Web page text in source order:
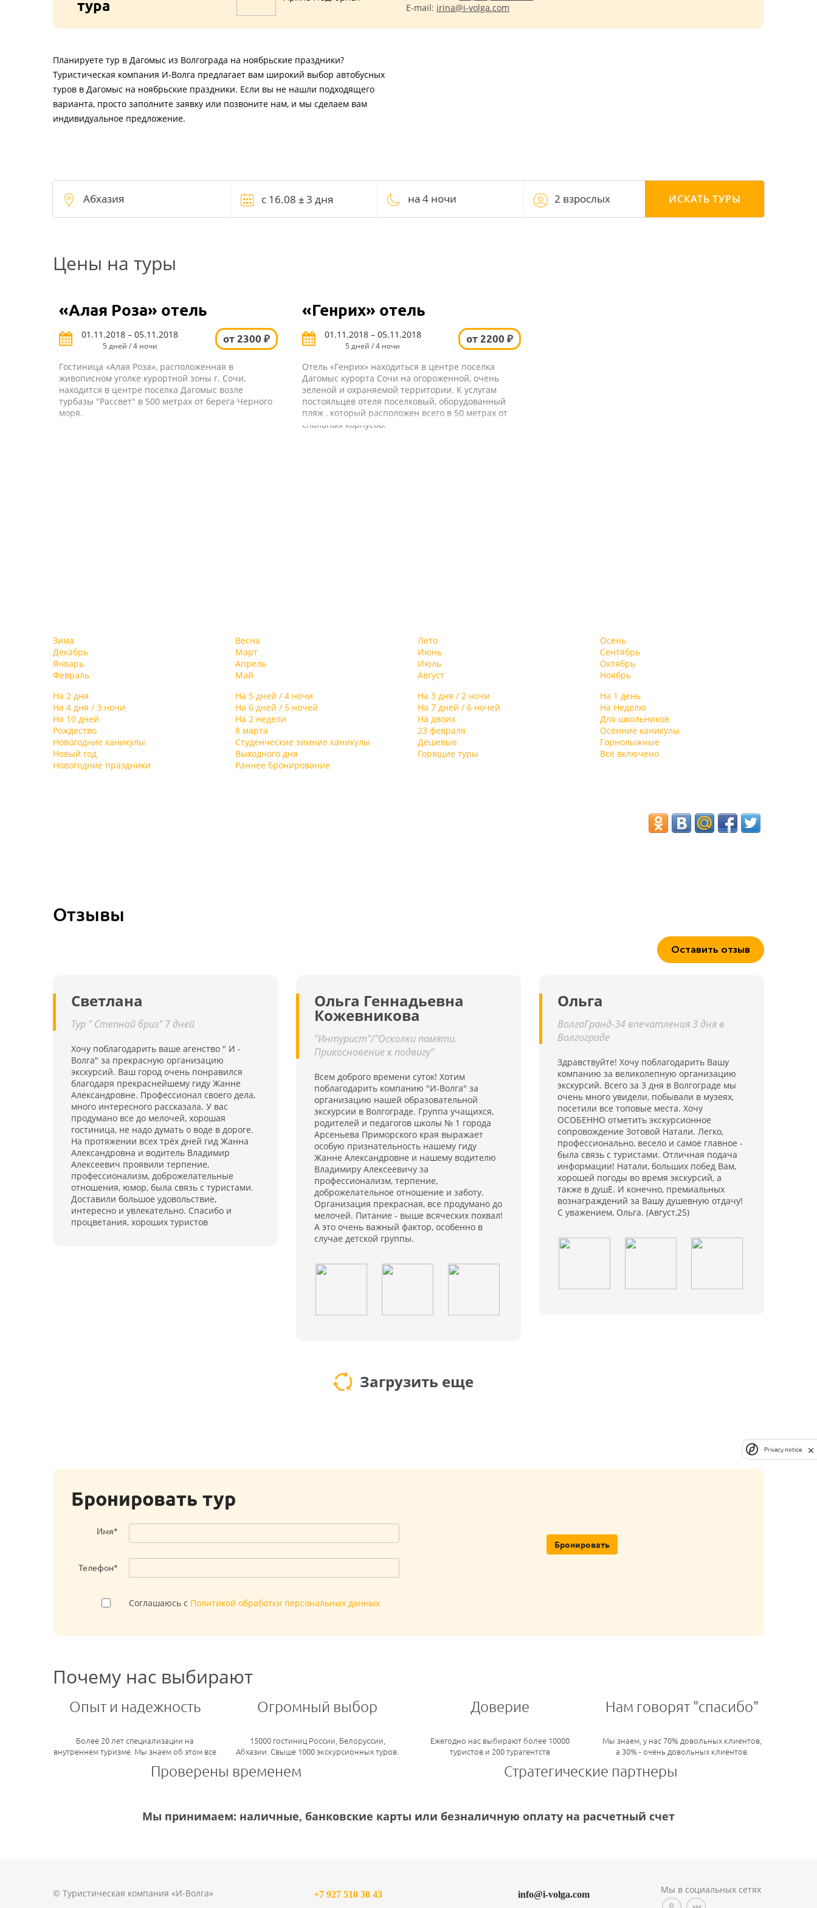
тура
E-mail: irina@i-volga.com
Планируете тур в Дагомыс из Волгограда на ноябрьские праздники?
Туристическая компания И-Волга предлагает вам широкий выбор автобусных
туров в Дагомыс на ноябрьские праздники. Если вы не нашли подходящего
варианта, просто заполните заявку или позвоните нам, и мы сделаем вам
индивидуальное предложение.
на 4 ночи 2 взрослых ИСКАТЬ ТУРЫ
Цены на туры
«Алая Роза» отель
01.11.2018 – 05.11.2018
5 дней / 4 ночи
от 2300 ₽
Гостиница «Алая Роза», расположенная в
живописном уголке курортной зоны г. Сочи,
находится в центре поселка Дагомыс возле
турбазы "Рассвет" в 500 метрах от берега Черного
моря.
«Генрих» отель
01.11.2018 – 05.11.2018
5 дней / 4 ночи
от 2200 ₽
Отель «Генрих» находиться в центре поселка
Дагомыс курорта Сочи на огороженной, очень
зеленой и охраняемой территории. К услугам
постояльцев отеля поселковый, оборудованный
пляж , который расположен всего в 50 метрах от
спальных корпусов.
Зима
Декабрь
Январь
Февраль
Весна
Март
Апрель
Май
Лето
Июнь
Июль
Август
Осень
Сентябрь
Октябрь
Ноябрь
На 2 дня
На 5 дней / 4 ночи На 3 дня / 2 ночи
На 1 день
На 4 дня / 3 ночи
На 6 дней / 5 ночей На 7 дней / 6 ночей
На Неделю
На 10 дней
На 2 недели На двоих
Для школьников
Рождество
8 марта 23 февраля
Осенние каникулы
Новогодние каникулы
Студенческие зимние каникулы Дешевые
Горнолыжные
Новый год
Выходного дня Горящие туры
Всё включено
Новогодние праздники
Раннее бронирование
Отзывы
Оставить отзыв
Светлана
Тур " Степной бриз" 7 дней
Хочу поблагодарить ваше агенство " И -
Волга" за прекрасную организацию
экскурсий. Ваш город очень понравился
благодаря прекраснейшему гиду Жанне
Александровне. Профессионал своего дела,
много интересного рассказала. У вас
продумано все до мелочей, хорошая
гостиница, не надо думать о воде в дороге.
На протяжении всех трёх дней гид Жанна
Александровна и водитель Владимир
Алексеевич проявили терпение,
профессионализм, доброжелательные
отношения, юмор, была связь с туристами.
Доставили большое удовольствие,
интересно и увлекательно. Спасибо и
процветания, хороших туристов
Ольга Геннадьевна
Кожевникова
"Интурист"/"Осколки памяти.
Прикосновение к подвигу"
Всем доброго времени суток! Хотим
поблагодарить компанию "И-Волга" за
организацию нашей образовательной
экскурсии в Волгограде. Группа учащихся,
родителей и педагогов школы № 1 города
Арсеньева Приморского края выражает
особую признательность нашему гиду
Жанне Александровне и нашему водителю
Владимиру Алексеевичу за
профессионализм, терпение,
доброжелательное отношение и заботу.
Организация прекрасная, все продумано до
мелочей. Питание - выше всяческих похвал!
А это очень важный фактор, особенно в
случае детской группы.
Ольга
ВолгаГранд-34 впечатления 3 дня в
Волгограде
Здравствуйте! Хочу поблагодарить Вашу
компанию за великолепную организацию
экскурсий. Всего за 3 дня в Волгограде мы
очень много увидели, побывали в музеях,
посетили все топовые места. Хочу
ОСОБЕННО отметить экскурсионное
сопровождение Зотовой Натали. Легко,
профессионально, весело и самое главное -
была связь с туристами. Отличная подача
информации! Натали, больших побед Вам,
хорошей погоды во время экскурсий, а
также в душЕ. И конечно, премиальных
вознаграждений за Вашу душевную отдачу!
С уважением, Ольга. (Август,25)
Загрузить еще
Бронировать тур
Имя*
Телефон*
Соглашаюсь с Политикой обработки персональных данных
Бронировать
Почему нас выбирают
Опыт и надежность
Более 20 лет специализации на
внутреннем туризме. Мы знаем об этом все
Огромный выбор
15000 гостиниц России, Белоруссии,
Абхазии. Свыше 1000 экскурсионных туров.
Доверие
Ежегодно нас выбирают более 10000
туристов и 200 турагентств
Нам говорят "спасибо"
Мы знаем, у нас 70% довольных клиентов,
а 30% - очень довольных клиентов.
Проверены временем Стратегические партнеры
Мы принимаем: наличные, банковские карты или безналичную оплату на расчетный счет
© Туристическая компания «И-Волга»
+7 927 510 30 43 info@i-volga.com Мы в социальных сетях
Privacy notice